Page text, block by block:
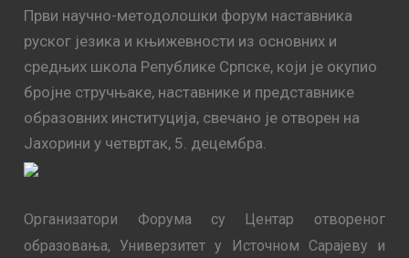
Први научно-методолошки форум наставника
руског језика и књижевности из основних и
средњих школа Републике Српске, који је окупио
бројне стручњаке, наставнике и представнике
образовних институција, свечано је отворен на
Јахорини у четвртак, 5. децембра.
Организатори Форума су Центар отвореног
образовања, Универзитет у Источном Сарајеву и